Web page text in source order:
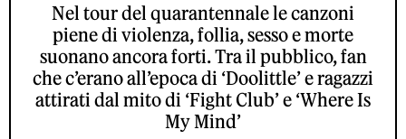
Nel tour del quarantennale le canzoni
piene di violenza, follia, sesso e morte
suonano ancora forti. Tra il pubblico, fan
che c’erano all’epoca di ‘Doolittle’ e ragazzi
attirati dal mito di ‘Fight Club’ e ‘Where Is
My Mind’